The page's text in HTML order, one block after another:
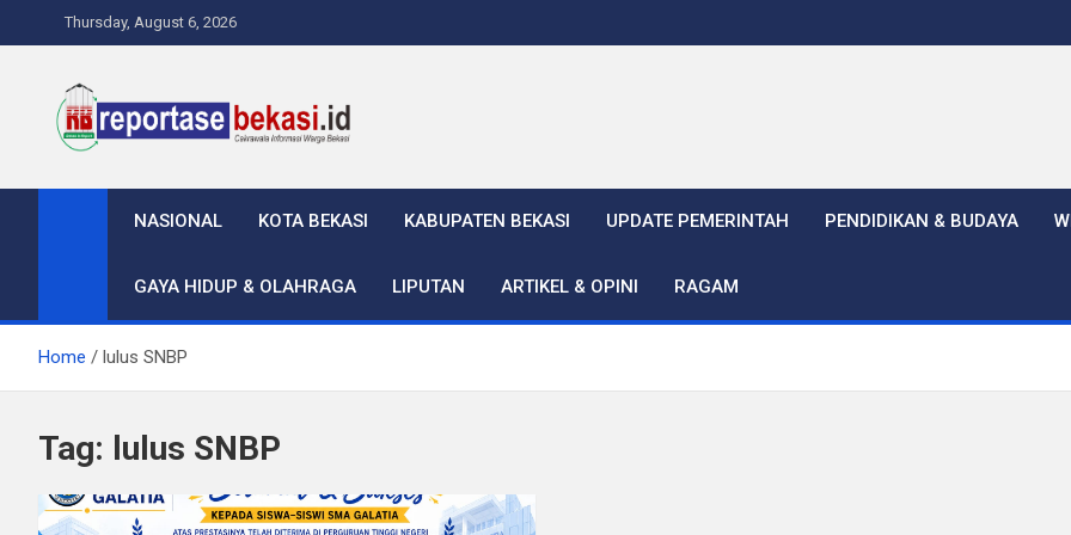
to
Thursday, August 6, 2026
Reportase Bekasi
Cakrawala Informasi Warga Bekasi
NASIONAL
KOTA BEKASI KABUPATEN BEKASI UPDATE PEMERINTAH PENDIDIKAN & BUDAYA
GAYA HIDUP & OLAHRAGA LIPUTAN ARTIKEL & OPINI RAGAM
Home lulus SNBP
Tag: lulus SNBP